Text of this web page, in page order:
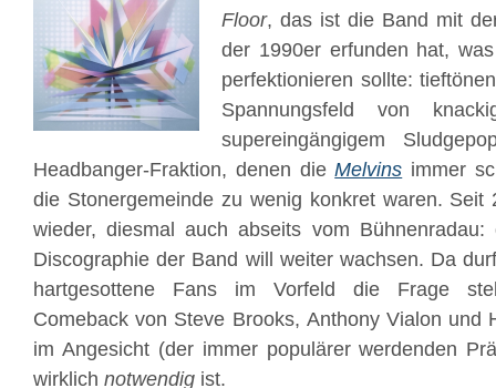
Floor, das ist die Band mit
der 1990er erfunden hat,
perfektionieren sollte:
Spannungsfeld von
supereingängigem
Headbanger-Fraktion, denen dieMelvins immer
die Stonergemeinde zu wenig konkret waren.
wieder, diesmal auch abseits vom Bühnenradau:
Discographie der Band will weiter wachsen. Da
hartgesottene Fans im Vorfeld die Frage
Comeback von Steve Brooks, Anthony Vialon und
im Angesicht (der immer populärer werdenden
wirklich notwendig ist.